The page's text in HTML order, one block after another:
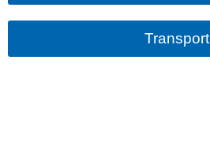
Transport